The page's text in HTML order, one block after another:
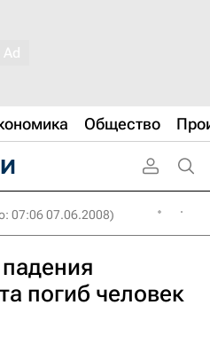
Общество
07:06 07.06.2008)
погиб человек